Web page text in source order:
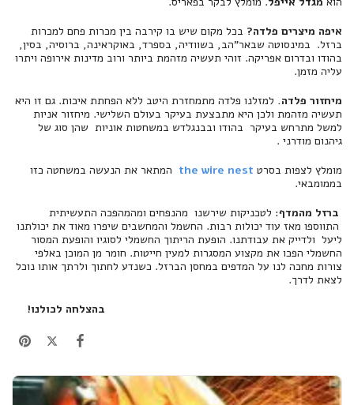
איפה מיצרים פלדה? בכל מקום שיש בו קירבה בין מכרות פחם למכרות
ברזל. במינסוטה שבאר"הב, בשוודיה, בספרד, באוקראינה, ברוסיה, בסין,
בהודו ובדרום אפריקה. זוהי תעשיה מזהמת ביותר ורוב מדינות אירופה ויתרו
עליה מזמן.
מיחזור פלדה. למזלנו פלדה מתמחזרת היטב ללא הפחתת איכות. גם זו היא
תעשיה מזהמת ולכן היא מתבצעת בעיקר בעולם השלישי. מיחזור אניות
למשל מתרחש בעיקר בהודו ובבנגלדש במשחטות אוניות שהן סוג של
גיהנום מודרני .
מומלץ לצפות בסרט the wire nest המתאר את הנעשה במשחטה כזו
בממומבאי.
ברזל מהמדף: לטכניקות שירשנו מהנפחים ומהמהפכה התעשיתית
התווספו מאז עוד יכולות רבות. החשמל והמחשבים שיפרו מאוד את יכולתנו
ליעל ולדייק את עבודתנו. הופעת הריתוך החשמלי לסוגיו והופעת המסור
החשמלי הפכו את מקצוע המסגרות למעין חייטות. חומר מן המוכן באלפי
צורות מחכה לנו על המדפים במחסן הברזל. כשנדע לחתוך ולרתך אותו נוכל
לצאת לדרך.
בהצלחה לכולנו!